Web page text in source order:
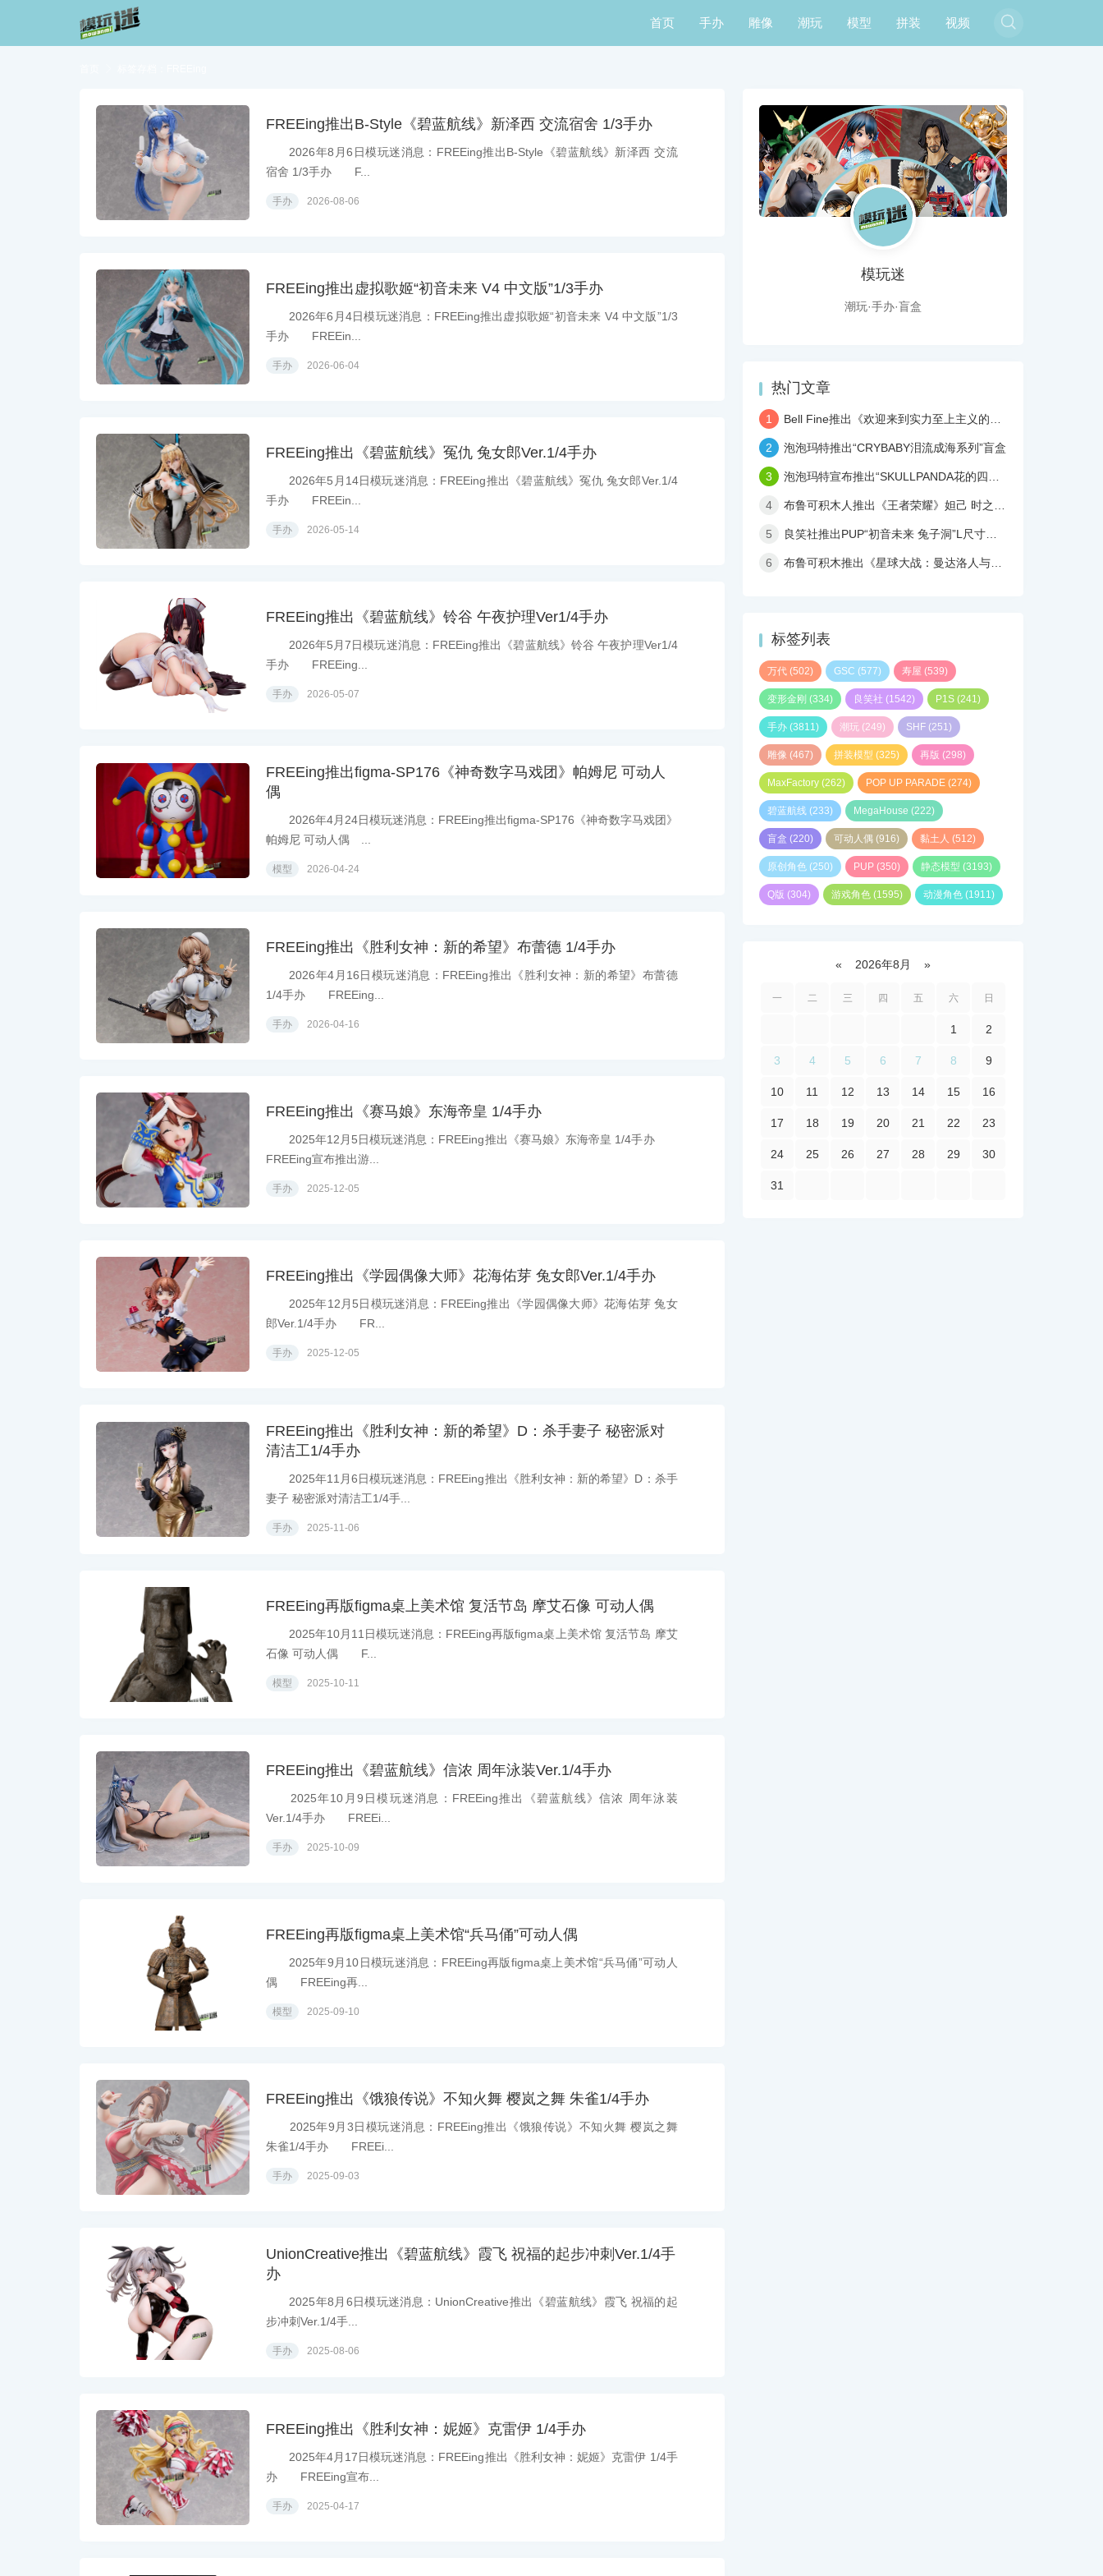
首页 手办 雕像 潮玩 模型 拼装 视频 
FREEing推出B-Style《碧蓝航线》新泽西 交流宿舍 1/3手办
2026年8月6日模玩迷消息：FREEing推出B-Style《碧蓝航线》新泽西 交流
宿舍 1/3手办 F...
手办 2026-08-06
FREEing推出虚拟歌姬“初音未来 V4 中文版”1/3手办
2026年6月4日模玩迷消息：FREEing推出虚拟歌姬“初音未来 V4 中文版”1/3
手办 FREEin...
手办 2026-06-04
FREEing推出《碧蓝航线》冤仇 兔女郎Ver.1/4手办
2026年5月14日模玩迷消息：FREEing推出《碧蓝航线》冤仇 兔女郎Ver.1/4
手办 FREEin...
手办 2026-05-14
FREEing推出《碧蓝航线》铃谷 午夜护理Ver1/4手办
2026年5月7日模玩迷消息：FREEing推出《碧蓝航线》铃谷 午夜护理Ver1/4
手办 FREEing...
手办 2026-05-07
FREEing推出figma-SP176《神奇数字马戏团》帕姆尼 可动人
偶
2026年4月24日模玩迷消息：FREEing推出figma-SP176《神奇数字马戏团》
帕姆尼 可动人偶 ...
模型 2026-04-24
FREEing推出《胜利女神：新的希望》布蕾德 1/4手办
2026年4月16日模玩迷消息：FREEing推出《胜利女神：新的希望》布蕾德
1/4手办 FREEing...
手办 2026-04-16
FREEing推出《赛马娘》东海帝皇 1/4手办
2025年12月5日模玩迷消息：FREEing推出《赛马娘》东海帝皇 1/4手办
FREEing宣布推出游...
手办 2025-12-05
FREEing推出《学园偶像大师》花海佑芽 兔女郎Ver.1/4手办
2025年12月5日模玩迷消息：FREEing推出《学园偶像大师》花海佑芽 兔女
郎Ver.1/4手办 FR...
手办 2025-12-05
FREEing推出《胜利女神：新的希望》D：杀手妻子 秘密派对
清洁工1/4手办
2025年11月6日模玩迷消息：FREEing推出《胜利女神：新的希望》D：杀手
妻子 秘密派对清洁工1/4手...
手办 2025-11-06
FREEing再版figma桌上美术馆 复活节岛 摩艾石像 可动人偶
2025年10月11日模玩迷消息：FREEing再版figma桌上美术馆 复活节岛 摩艾
石像 可动人偶 F...
模型 2025-10-11
FREEing推出《碧蓝航线》信浓 周年泳装Ver.1/4手办
2025年10月9日模玩迷消息：FREEing推出《碧蓝航线》信浓 周年泳装
Ver.1/4手办 FREEi...
手办 2025-10-09
FREEing再版figma桌上美术馆“兵马俑”可动人偶
2025年9月10日模玩迷消息：FREEing再版figma桌上美术馆“兵马俑”可动人
偶 FREEing再...
模型 2025-09-10
FREEing推出《饿狼传说》不知火舞 樱岚之舞 朱雀1/4手办
2025年9月3日模玩迷消息：FREEing推出《饿狼传说》不知火舞 樱岚之舞
朱雀1/4手办 FREEi...
手办 2025-09-03
UnionCreative推出《碧蓝航线》霞飞 祝福的起步冲刺Ver.1/4手
办
2025年8月6日模玩迷消息：UnionCreative推出《碧蓝航线》霞飞 祝福的起
步冲刺Ver.1/4手...
手办 2025-08-06
FREEing推出《胜利女神：妮姬》克雷伊 1/4手办
2025年4月17日模玩迷消息：FREEing推出《胜利女神：妮姬》克雷伊 1/4手
办 FREEing宣布...
手办 2025-04-17
模玩迷
潮玩·手办·盲盒
热门文章
1 Bell Fine推出《欢迎来到实力至上主义的教室》坂柳有栖 1/7手办
2 泡泡玛特推出“CRYBABY泪流成海系列”盲盒
3 泡泡玛特宣布推出“SKULLPANDA花的四幕戏”潮玩
4 布鲁可积木人推出《王者荣耀》妲己 时之彼端 可动人偶
5 良笑社推出PUP“初音未来 兔子洞”L尺寸手办
6 布鲁可积木推出《星球大战：曼达洛人与古古》超越版 LITE拼装盲盒
标签列表
万代 (502) GSC (577) 寿屋 (539)
变形金刚 (334) 良笑社 (1542) P1S (241)
手办 (3811) 潮玩 (249) SHF (251)
雕像 (467) 拼装模型 (325) 再版 (298)
MaxFactory (262) POP UP PARADE (274)
碧蓝航线 (233) MegaHouse (222)
盲盒 (220) 可动人偶 (916) 黏土人 (512)
原创角色 (250) PUP (350) 静态模型 (3193)
Q版 (304) 游戏角色 (1595) 动漫角色 (1911)
« 2026年8月 »
一 二 三 四 五 六 日
1 2
3 4 5 6 7 8 9
10 11 12 13 14 15 16
17 18 19 20 21 22 23
24 25 26 27 28 29 30
31